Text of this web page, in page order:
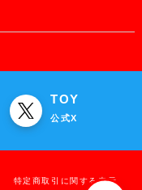
TOY
公式X
特定商取引に関する表示